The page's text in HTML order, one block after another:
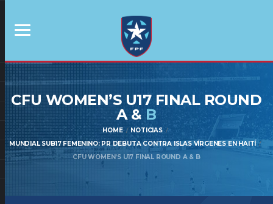
CFU WOMEN’S U17 FINAL ROUND
A & B
HOME
NOTICIAS
MUNDIAL SUB17 FEMENINO: PR DEBUTA CONTRA ISLAS VÍRGENES EN HAITÍ
CFU WOMEN’S U17 FINAL ROUND A & B